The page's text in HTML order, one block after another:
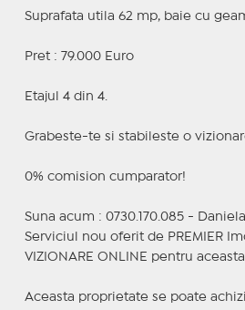
Suprafata utila 62 mp, baie cu
Pret : 79.000 Euro
Etajul 4 din 4.
Grabeste-te si stabileste o
0% comision cumparator!
Suna acum : 0730.170.085 -
Serviciul nou oferit de PREMIER
VIZIONARE ONLINE pentru
Aceasta proprietate se poate